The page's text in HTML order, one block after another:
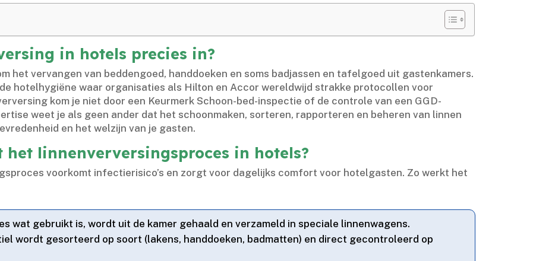
in hotels precies in?
het vervangen van beddengoed, handdoeken en soms badjassen en tafelgoed uit gastenkamers.​
hotelhygiëne waar organisaties als Hilton en Accor wereldwijd strakke protocollen voor
kom je niet door een Keurmerk Schoon-bed-inspectie of de controle van een GGD-
weet je als geen ander dat het schoonmaken, sorteren, rapporteren en beheren van linnen
en het welzijn van je gasten.​
het linnenverversingsproces in hotels?
voorkomt infectierisico’s en zorgt voor dagelijks comfort voor hotelgasten.​ Zo werkt het
wat gebruikt is, wordt uit de kamer gehaald en verzameld in speciale linnenwagens.​
wordt gesorteerd op soort (lakens, handdoeken, badmatten) en direct gecontroleerd op